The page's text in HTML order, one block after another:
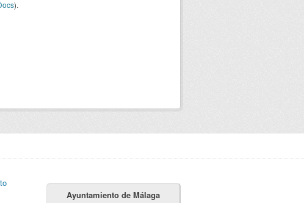
).
Ayuntamiento de Málaga